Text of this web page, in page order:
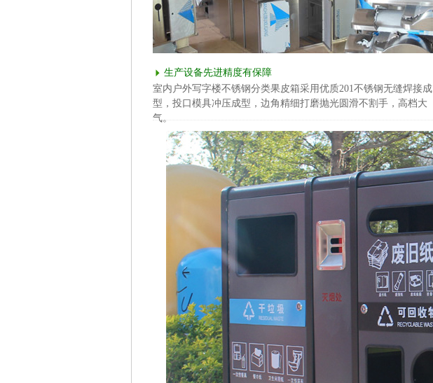
生产设备先进精度有保障
室内户外写字楼不锈钢分类果皮箱采用优质201不锈钢无缝焊接成
型，投口模具冲压成型，边角精细打磨抛光圆滑不割手，高档大
气。